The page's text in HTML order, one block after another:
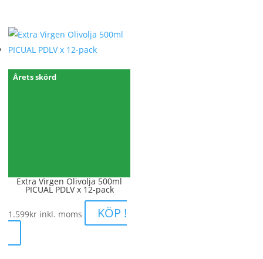
Årets skörd
Extra Virgen Olivolja 500ml
PICUAL PDLV x 12-pack
1.599kr inkl. moms KÖP !